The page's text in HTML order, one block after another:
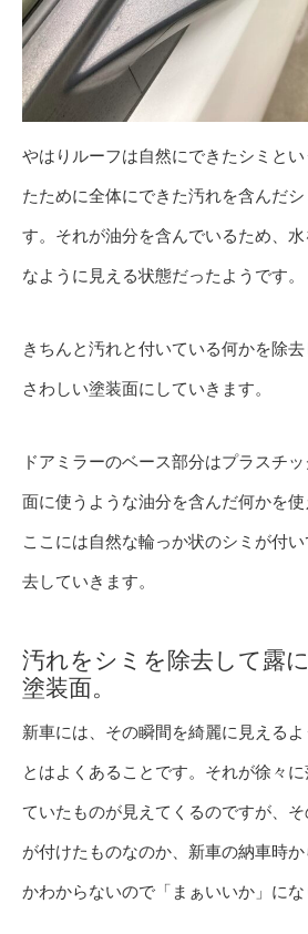
やはりルーフは自然にできたシミと
たために全体にできた汚れを含んだ
す。それが油分を含んでいるため、
なように見える状態だったようです。
きちんと汚れと付いている何かを除
さわしい塗装面にしていきます。
ドアミラーのベース部分はプラスチ
面に使うような油分を含んだ何かを使
ここには自然な輪っか状のシミが付
去していきます。
汚れをシミを除去して露
塗装面。
新車には、その瞬間を綺麗に見える
とはよくあることです。それが徐々
ていたものが見えてくるのですが、
が付けたものなのか、新車の納車時
かわからないので「まぁいいか」にな